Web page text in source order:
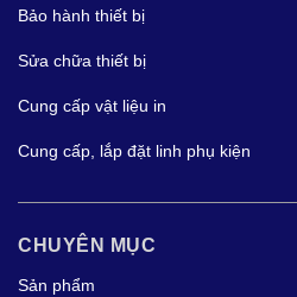
Bảo hành thiết bị
Sửa chữa thiết bị
Cung cấp vật liệu in
Cung cấp, lắp đặt linh phụ kiện
CHUYÊN MỤC
Sản phẩm